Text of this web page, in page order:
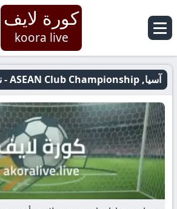
كورة لايف
koora live
آسيا, ASEAN Club Championship - نصف النهائي